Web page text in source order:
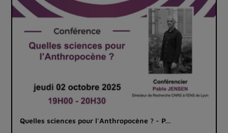
Quelles sciences pour l'Anthropocène ? - P…